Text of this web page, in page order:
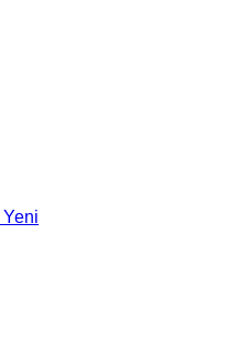
Yeni